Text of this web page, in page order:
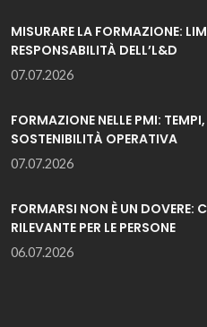
MISURARE LA FORMAZIONE:
RESPONSABILITÀ DELL’L&D
07.07.2026
FORMAZIONE NELLE PMI:
SOSTENIBILITÀ OPERATIVA
07.07.2026
FORMARSI NON È UN DOVERE:
RILEVANTE PER LE PERSONE
06.07.2026